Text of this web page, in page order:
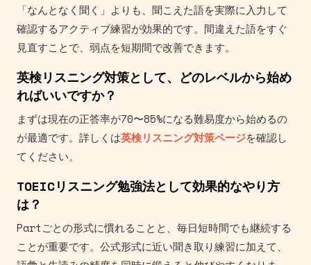
「なんとなく聞く」よりも、聞こえた語を実際に入力して
確認するアクティブ練習が効果的です。間違えた語をすぐ
見直すことで、弱点を短期間で改善できます。
英検リスニング対策として、どのレベルから始め
ればいいですか？
まずは現在の正答率が70〜85%になる難易度から始めるの
が最適です。詳しくは英検リスニング対策ページを確認し
てください。
TOEICリスニング勉強法として効果的なやり方
は？
Partごとの形式に慣れることと、毎日短時間でも継続する
ことが重要です。公式形式に近い聞き取り練習に加えて、